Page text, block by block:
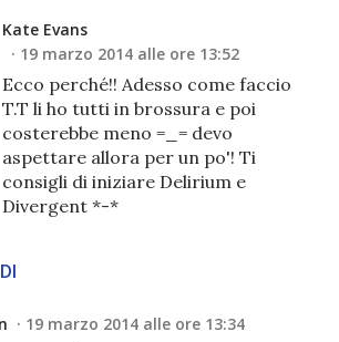
Kate Evans
19 marzo 2014 alle ore 13:52
Ecco perché!! Adesso come faccio
T.T li ho tutti in brossura e poi
costerebbe meno =_= devo
aspettare allora per un po'! Ti
consigli di iniziare Delirium e
Divergent *-*
19 marzo 2014 alle ore 13:34